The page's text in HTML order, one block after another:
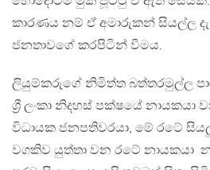
කාරණය නම් ඒ අමාරුකන් සියල්ල
ජනතාවගේ කරපිටින් වීමය.
ලියුම්කරුගේ නිමිත්ත බත්තරමුල්ල
ශ්‍රී ලංකා නිදහස් පක්ෂයේ නායකයා
විධායක ජනපතිවරයා, මේ රටේ
වගකිව යුත්තා වන රටේ නායකයා